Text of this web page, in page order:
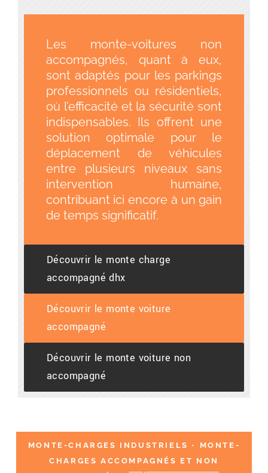
Les monte-voitures non
accompagnés, quant à eux,
sont adaptés pour les parkings
professionnels ou résidentiels,
où l’efficacité et la sécurité sont
indispensables. Ils offrent une
solution optimale pour le
déplacement de véhicules
entre plusieurs niveaux sans
intervention humaine,
contribuant ici encore à un gain
de temps significatif.
Découvrir le monte charge
accompagné dhx
Découvrir le monte voiture
accompagné
Découvrir le monte voiture non
accompagné
MONTE-CHARGES INDUSTRIELS • MONTE-
CHARGES ACCOMPAGNÉS ET NON